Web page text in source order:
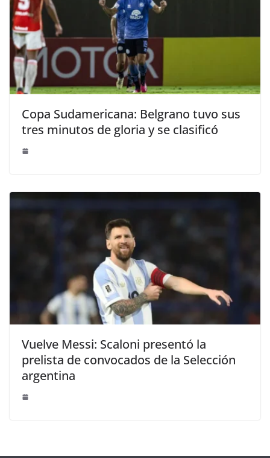
Copa Sudamericana: Belgrano tuvo sus
tres minutos de gloria y se clasificó
Vuelve Messi: Scaloni presentó la
prelista de convocados de la Selección
argentina